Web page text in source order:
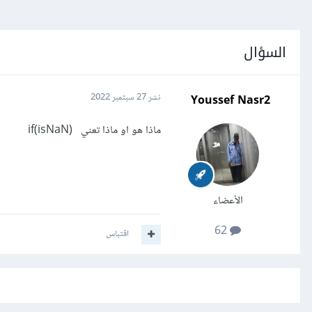
السؤال
Youssef Nasr2
الأعضاء
نشر27 سبتمبر 2022
ماذا هو او ماذا تعني if(isNaN)
اقتباس